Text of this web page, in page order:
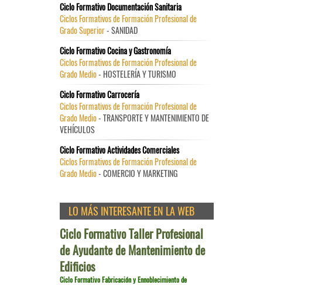
Ciclo Formativo Documentación Sanitaria
Ciclos Formativos de Formación Profesional de
Grado Superior- SANIDAD
Ciclo Formativo Cocina y Gastronomía
Ciclos Formativos de Formación Profesional de
Grado Medio- HOSTELERÍA Y TURISMO
Ciclo Formativo Carrocería
Ciclos Formativos de Formación Profesional de
Grado Medio- TRANSPORTE Y MANTENIMIENTO DE
VEHÍCULOS
Ciclo Formativo Actividades Comerciales
Ciclos Formativos de Formación Profesional de
Grado Medio- COMERCIO Y MARKETING
LO MÁS INTERESANTE EN LA WEB
Ciclo Formativo Taller Profesional
de Ayudante de Mantenimiento de
Edificios
Ciclo Formativo Fabricación y Ennoblecimiento de